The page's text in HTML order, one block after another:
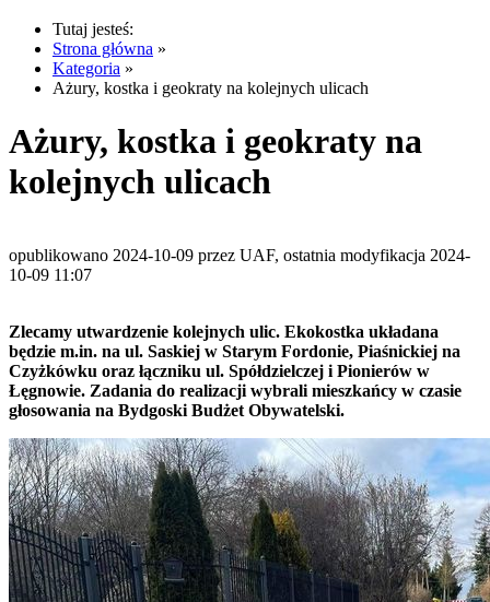
Tutaj jesteś:
Strona główna »
Kategoria »
Ażury, kostka i geokraty na kolejnych ulicach
Ażury, kostka i geokraty na
kolejnych ulicach
opublikowano 2024-10-09 przez UAF, ostatnia modyfikacja 2024-
10-09 11:07
Zlecamy utwardzenie kolejnych ulic. Ekokostka układana
będzie m.in. na ul. Saskiej w Starym Fordonie, Piaśnickiej na
Czyżkówku oraz łączniku ul. Spółdzielczej i Pionierów w
Łęgnowie. Zadania do realizacji wybrali mieszkańcy w czasie
głosowania na Bydgoski Budżet Obywatelski.